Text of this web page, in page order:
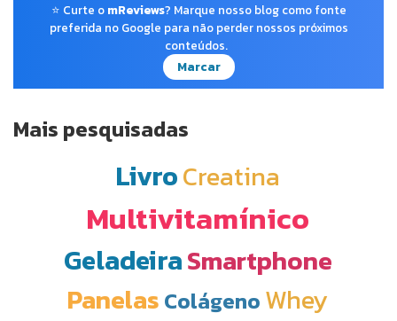
⭐ Curte o mReviews? Marque nosso blog como fonte
preferida no Google para não perder nossos próximos
conteúdos.
Marcar
Mais pesquisadas
LivroCreatina
Multivitamínico
GeladeiraSmartphone
Panelas Colágeno Whey